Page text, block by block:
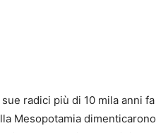
radici più di 10 mila anni fa
Mesopotamia dimenticarono